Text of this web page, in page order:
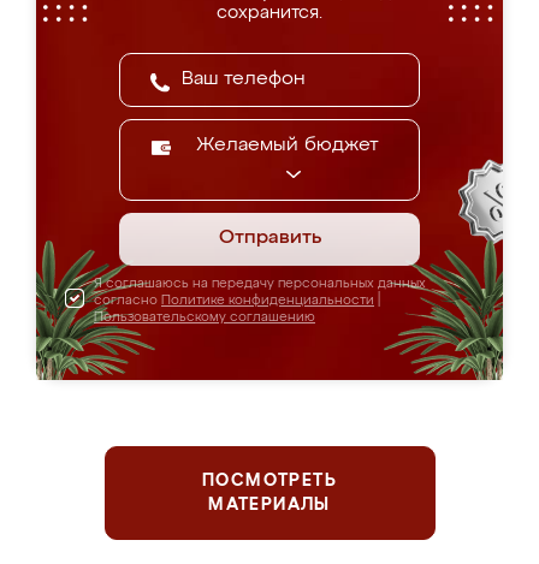
сохранится.
Желаемый бюджет
Отправить
Я соглашаюсь на передачу персональных данных
согласно Политике конфиденциальности
Пользовательскому соглашению
ПОСМОТРЕТЬ
МАТЕРИАЛЫ